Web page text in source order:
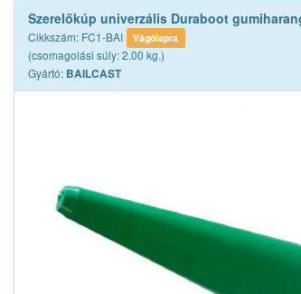
Szerelőkúp univerzális Duraboot
Cikkszám: FC1-BAI Vágólapra
(csomagolási súly: 2.00 kg.)
Gyártó: BAILCAST